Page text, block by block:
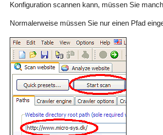
Konfiguration scannen kann, müssen Sie
Normalerweise müssen Sie nur einen Pfad